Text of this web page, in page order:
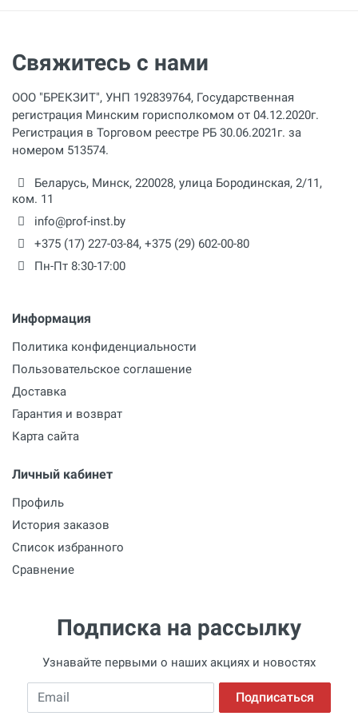
Материал барабана
Привод барабана
Гидравлический
100 - 1000 мм
Модель
РКТ-160/262D
Тип двигателя
Мощность
191 кВт
Свяжитесь с нами
ООО "БРЕКЗИТ", УНП 192839764, Государственная
регистрация Минским горисполкомом от 04.12.2020г.
Регистрация в Торговом реестре РБ 30.06.2021г. за
номером 513574.
Беларусь, Минск, 220028, улица Бородинская, 2/11,
ком. 11
info@prof-inst.by
+375 (17) 227-03-84, +375 (29) 602-00-80
Пн-Пт 8:30-17:00
Информация
Политика конфиденциальности
Пользовательское соглашение
Доставка
Гарантия и возврат
Карта сайта
Личный кабинет
Профиль
История заказов
Список избранного
Сравнение
Подписка на рассылку
Узнавайте первыми о наших акциях и новостях
Email Подписаться